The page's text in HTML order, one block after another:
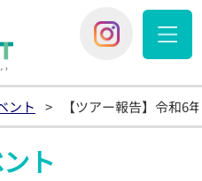
You愛ネッ
ント > 【ツアー報告】令和6
ト